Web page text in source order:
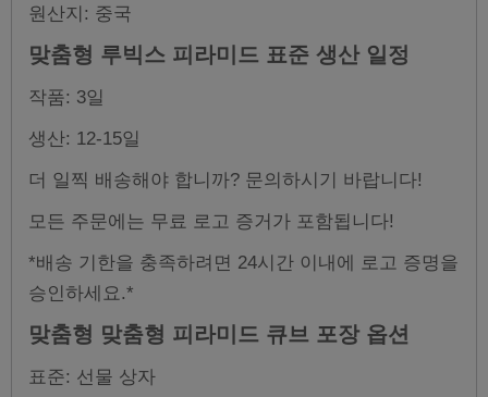
원산지: 중국
맞춤형 루빅스 피라미드 표준 생산 일정
작품: 3일
생산: 12-15일
더 일찍 배송해야 합니까? 문의하시기 바랍니다!
모든 주문에는 무료 로고 증거가 포함됩니다!
*배송 기한을 충족하려면 24시간 이내에 로고 증명을
승인하세요.*
맞춤형 맞춤형 피라미드 큐브 포장 옵션
표준: 선물 상자